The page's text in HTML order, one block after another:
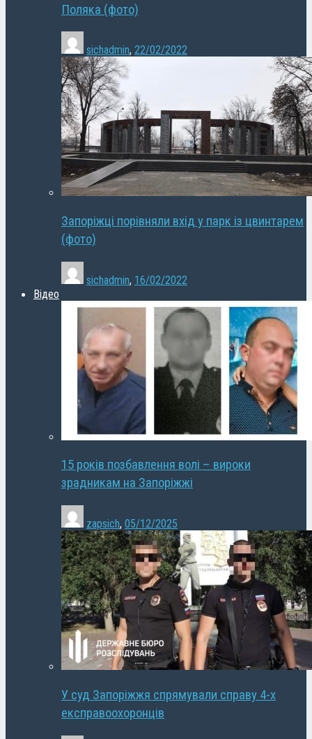
Поляка (фото)
sichadmin, 22/02/2022
Запоріжці порівняли вхід у парк із цвинтарем
(фото)
sichadmin, 16/02/2022
Відео
15 років позбавлення волі – вироки
зрадникам на Запоріжжі
zapsich, 05/12/2025
У суд Запоріжжя спрямували справу 4-х
експравоохоронців